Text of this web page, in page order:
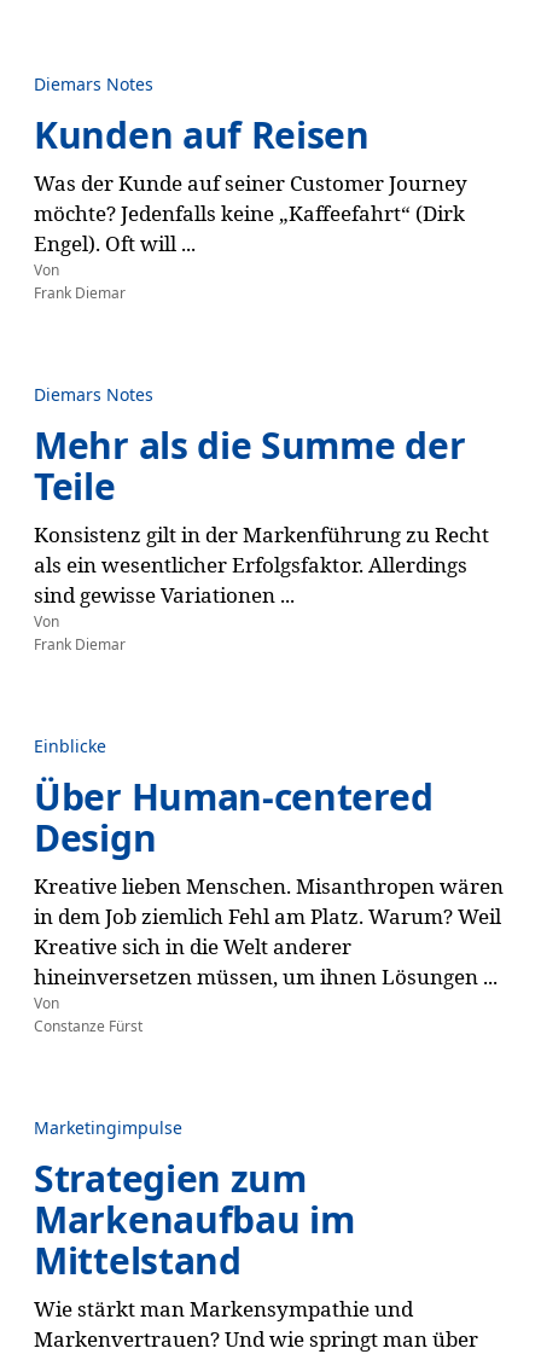
Diemars Notes
Kunden auf Reisen
Was der Kunde auf seiner Customer Journey
möchte? Jedenfalls keine „Kaffeefahrt“ (Dirk
Engel). Oft will ...
Von
Frank Diemar
Diemars Notes
Mehr als die Summe der
Teile
Konsistenz gilt in der Markenführung zu Recht
als ein wesentlicher Erfolgsfaktor. Allerdings
sind gewisse Variationen ...
Von
Frank Diemar
Einblicke
Über Human-centered
Design
Kreative lieben Menschen. Misanthropen wären
in dem Job ziemlich Fehl am Platz. Warum? Weil
Kreative sich in die Welt anderer
hineinversetzen müssen, um ihnen Lösungen ...
Von
Constanze Fürst
Marketingimpulse
Strategien zum
Markenaufbau im
Mittelstand
Wie stärkt man Markensympathie und
Markenvertrauen? Und wie springt man über